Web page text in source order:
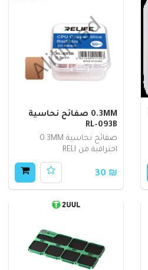
0.3MM صفائح نحاسية
RL-093B
صفائح نحاسية 0.3MM
احترافية من RELI
₪ 30